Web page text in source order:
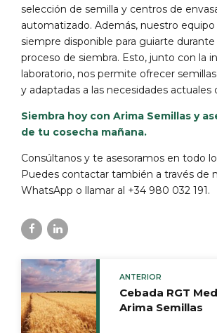
selección de semilla y centros de
automatizado. Además, nuestro
siempre disponible para guiarte
proceso de siembra. Esto, junto con la
laboratorio, nos permite ofrecer
y adaptadas a las necesidades actuales
Siembra hoy con Arima Semillas y
de tu cosecha mañana.
Consúltanos y te asesoramos en todo
Puedes contactar también a través de
WhatsApp o llamar al +34 980 032 191.
ANTERIOR
Cebada RGT
Arima Semillas